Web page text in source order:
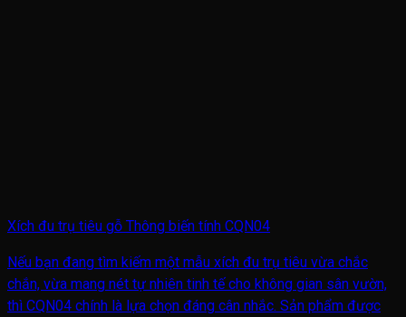
Xích đu trụ tiêu gỗ Thông biến tính CQN04
Nếu bạn đang tìm kiếm một mẫu xích đu trụ tiêu vừa chắc
chắn, vừa mang nét tự nhiên tinh tế cho không gian sân vườn,
thì CQN04 chính là lựa chọn đáng cân nhắc. Sản phẩm được